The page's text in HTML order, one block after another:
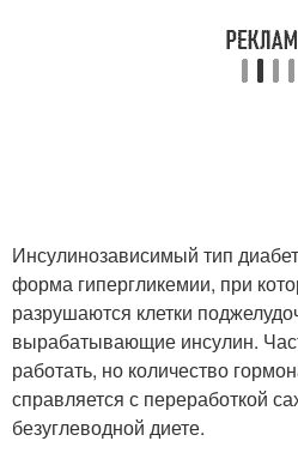
Инсулинозависимый тип
форма гипергликемии, при
разрушаются клетки
вырабатывающие инсулин.
работать, но количество
справляется с переработкой
безуглеводной диете.